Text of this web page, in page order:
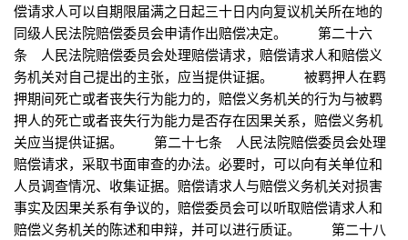
偿请求人可以自期限届满之日起三十日内向复议机关所在地的
同级人民法院赔偿委员会申请作出赔偿决定。 第二十六
条 人民法院赔偿委员会处理赔偿请求，赔偿请求人和赔偿义
务机关对自己提出的主张，应当提供证据。 被羁押人在羁
押期间死亡或者丧失行为能力的，赔偿义务机关的行为与被羁
押人的死亡或者丧失行为能力是否存在因果关系，赔偿义务机
关应当提供证据。 第二十七条 人民法院赔偿委员会处理
赔偿请求，采取书面审查的办法。必要时，可以向有关单位和
人员调查情况、收集证据。赔偿请求人与赔偿义务机关对损害
事实及因果关系有争议的，赔偿委员会可以听取赔偿请求人和
赔偿义务机关的陈述和申辩，并可以进行质证。 第二十八